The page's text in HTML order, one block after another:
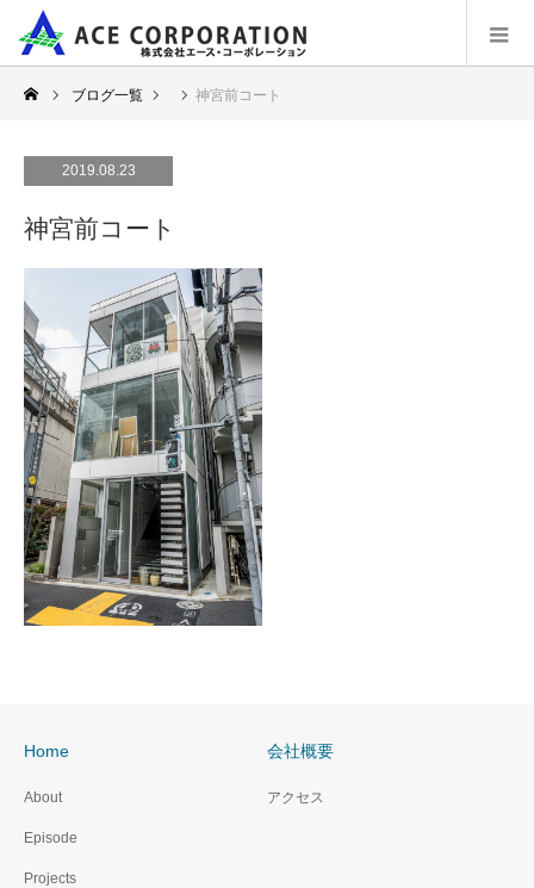
ブログ一覧 神宮前コート
2019.08.23
神宮前コート
Home
About
Episode
Projects
会社概要
アクセス